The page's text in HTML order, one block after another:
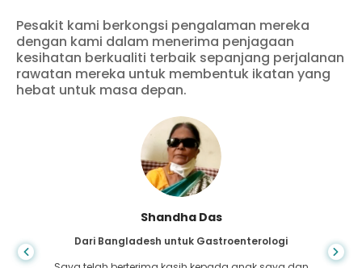
Pesakit kami berkongsi pengalaman mereka
dengan kami dalam menerima penjagaan
kesihatan berkualiti terbaik sepanjang perjalanan
rawatan mereka untuk membentuk ikatan yang
hebat untuk masa depan.
Shandha Das
Dari Bangladesh untuk Gastroenterologi